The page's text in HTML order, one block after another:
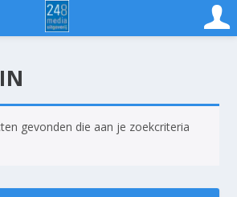
gevonden die aan je zoekcriteria